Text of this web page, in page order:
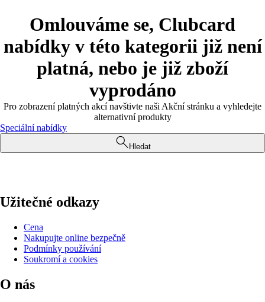
Omlouváme se, Clubcard
nabídky v této kategorii již není
platná, nebo je již zboží
vyprodáno
Pro zobrazení platných akcí navštivte naši Akční stránku a vyhledejte
alternativní produkty
Speciální nabídky
Hledat
Užitečné odkazy
Cena
Nakupujte online bezpečně
Podmínky používání
Soukromí a cookies
O nás